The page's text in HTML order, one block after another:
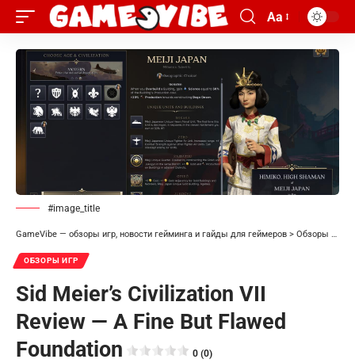
Aa
#image_title
GameVibe — обзоры игр, новости гейминга и гайды для геймеров > Обзоры игр
ОБЗОРЫ ИГР
Sid Meier’s Civilization VII
Review — A Fine But Flawed
Foundation
0 (0)